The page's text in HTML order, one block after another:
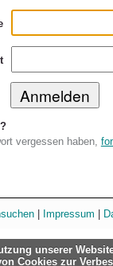
vergessen haben,
| Impressum |
unserer
Cookies zur